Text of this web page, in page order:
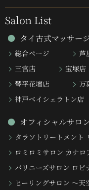
Salon List
タイ古式マッサー
総合ページ 芦
三宮店
宝塚店
琴平花壇店
万
神戸ベイシェラトン店
オフィシャルサロン
タラソトリートメント
ロミロミサロン カナロ
バリニーズサロン ロビ
ヒーリングサロン 〜天